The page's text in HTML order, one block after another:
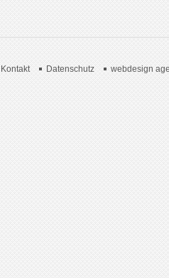
Kontakt Datenschutz webdesign